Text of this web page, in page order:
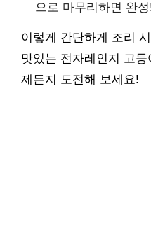
으로 마무리하면 완
이렇게 간단하게 조리
맛있는 전자레인지 고
제든지 도전해 보세요!